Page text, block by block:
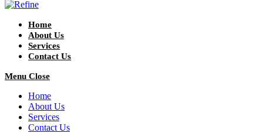
Home
About Us
Services
Contact Us
Menu Close
Home
About Us
Services
Contact Us